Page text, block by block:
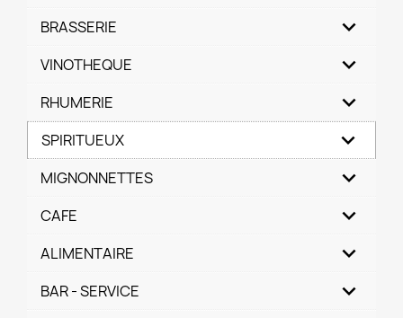
BRASSERIE
VINOTHEQUE
RHUMERIE
SPIRITUEUX
MIGNONNETTES
CAFE
ALIMENTAIRE
BAR - SERVICE